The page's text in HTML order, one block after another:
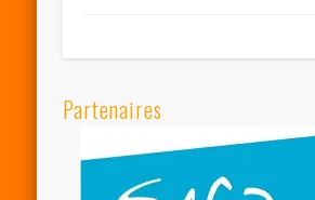
Partenaires